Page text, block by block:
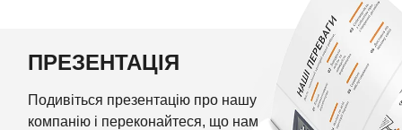
ПРЕЗЕНТАЦІЯ
Подивіться презентацію про нашу
компанію і переконайтеся, що нам